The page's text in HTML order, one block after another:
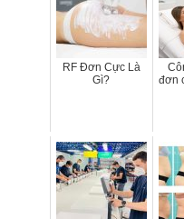
RF Đơn Cực Là
Gì?
đơn